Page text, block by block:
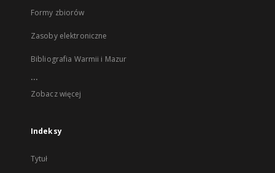
Formy zbiorów
Zasoby elektroniczne
Bibliografia Warmii i Mazur
...
Zobacz więcej
Indeksy
Tytuł